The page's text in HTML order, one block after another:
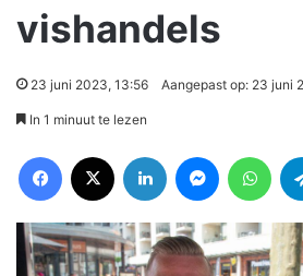
vishandels
23 juni 2023, 13:56 Aangepast op: 23 juni
In 1 minuut te lezen